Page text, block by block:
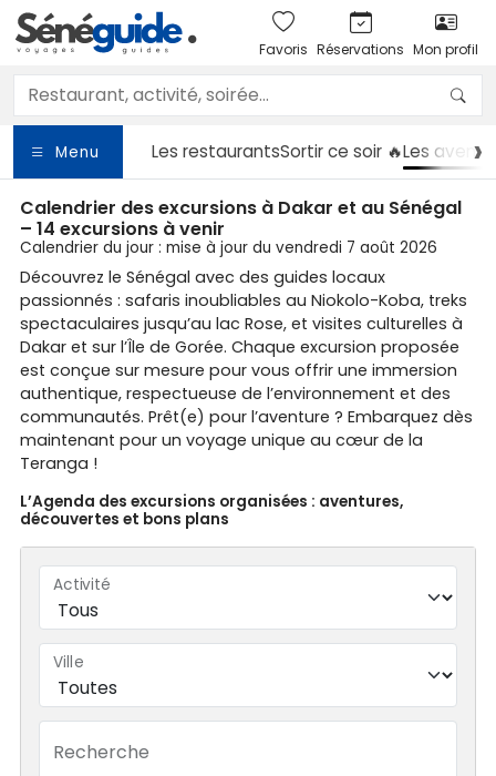
Favoris Réservations Mon profil
Menu Les restaurantsSortirce soir 🔥Les
Calendrier des excursions à Dakar et au Sénégal
– 14 excursions à venir
Calendrier du jour : mise à jour du vendredi 7 août 2026
Découvrez le Sénégal avec des guides locaux
passionnés : safaris inoubliables au Niokolo-Koba, treks
spectaculaires jusqu’au lac Rose, et visites culturelles à
Dakar et sur l’Île de Gorée. Chaque excursion proposée
est conçue sur mesure pour vous offrir une immersion
authentique, respectueuse de l’environnement et des
communautés. Prêt(e) pour l’aventure ? Embarquez dès
maintenant pour un voyage unique au cœur de la
Teranga !
L’Agenda des excursions organisées : aventures,
découvertes et bons plans
Activité
Ville
Recherche